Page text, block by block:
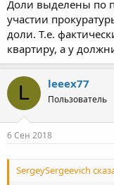
Доли выделены по
участии
доли. Т.е.
квартиру, а у
L leeex77
Пользователь
6 Сен 2018
SergeySergeevich